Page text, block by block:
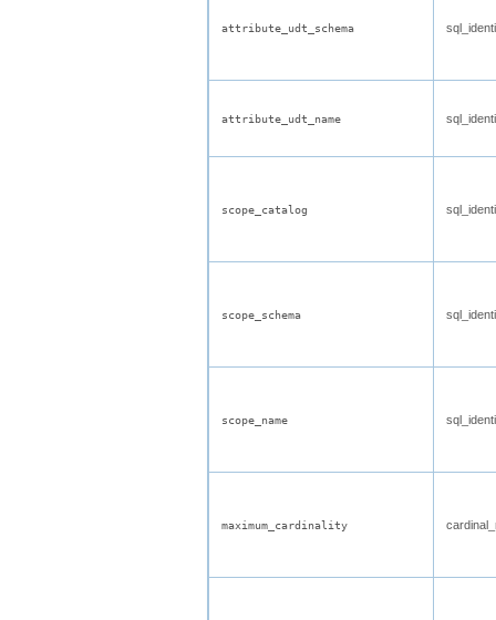
attribute_udt_schema
attribute_udt_name
scope_catalog
scope_schema
scope_name
maximum_cardinality